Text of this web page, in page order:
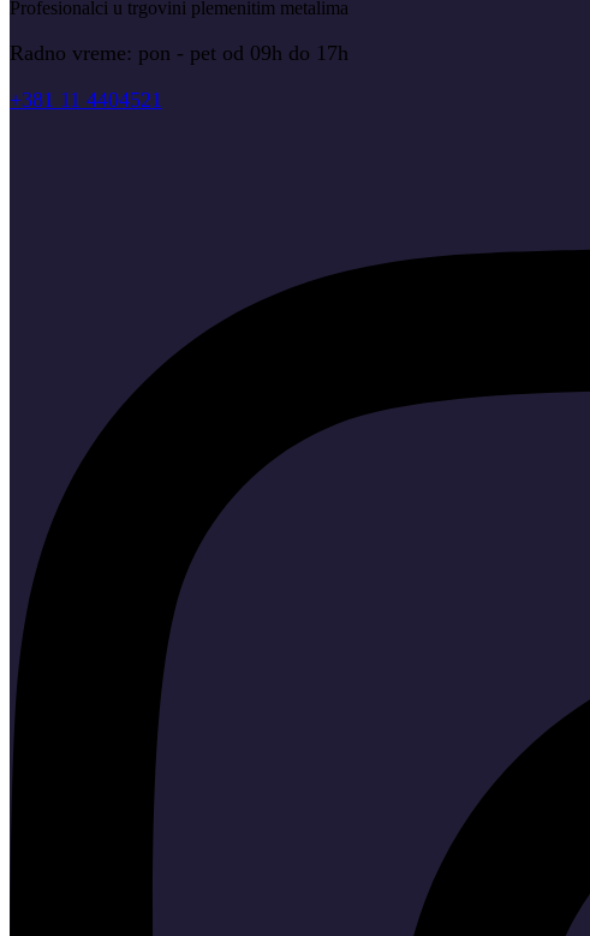
Profesionalci u trgovini plemenitim metalima
Radno vreme: pon - pet od 09h do 17h
+381 11 4404521